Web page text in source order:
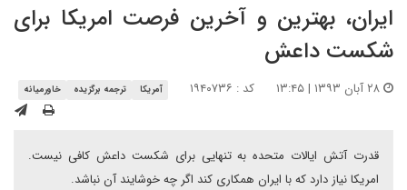
ایران، بهترین و آخرین فرصت امریکا برای
شکست داعش
کد : ۱۹۴۰۷۳۶ آمریکا ترجمه برگزیده خاورمیانه
قدرت آتش ایالات متحده به تنهایی برای شکست داعش کافی نیست.
امریکا نیاز دارد که با ایران همکاری کند اگر چه خوشایند آن نباشد.